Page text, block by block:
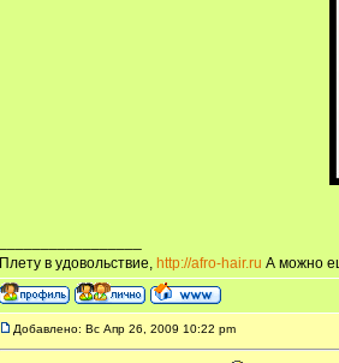
Плету в удовольствие, http://afro-hair.ru А можно
Добавлено: Вс Апр 26, 2009 10:22 pm